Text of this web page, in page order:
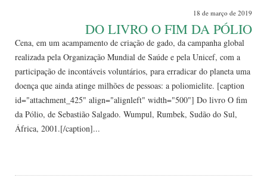
18 de março de 2019
DO LIVRO O FIM DA PÓLIO
Cena, em um acampamento de criação de gado, da campanha global
realizada pela Organização Mundial de Saúde e pela Unicef, com a
participação de incontáveis voluntários, para erradicar do planeta uma
doença que ainda atinge milhões de pessoas: a poliomielite. [caption
id="attachment_425" align="alignleft" width="500"] Do livro O fim
da Pólio, de Sebastião Salgado. Wumpul, Rumbek, Sudão do Sul,
África, 2001.[/caption]...